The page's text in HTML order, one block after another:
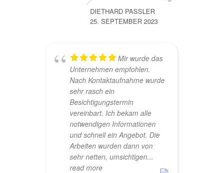
DIETHARD PASSLER
25. SEPTEMBER 2023
Mir wurde das
Unternehmen empfohlen.
Nach Kontaktaufnahme wurde
sehr rasch ein
Besichtigungstermin
vereinbart. Ich bekam alle
notwendigen Informationen
und schnell ein Angebot. Die
Arbeiten wurden dann von
sehr netten, umsichtigen...
read more